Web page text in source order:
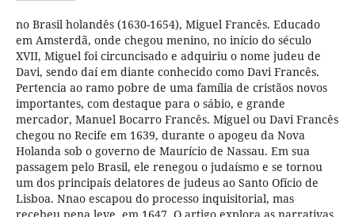
no Brasil holandês (1630-1654), Miguel Francês. Educado
em Amsterdã, onde chegou menino, no início do século
XVII, Miguel foi circuncisado e adquiriu o nome judeu de
Davi, sendo daí em diante conhecido como Davi Francês.
Pertencia ao ramo pobre de uma família de cristãos novos
importantes, com destaque para o sábio, e grande
mercador, Manuel Bocarro Francês. Miguel ou Davi Francês
chegou no Recife em 1639, durante o apogeu da Nova
Holanda sob o governo de Maurício de Nassau. Em sua
passagem pelo Brasil, ele renegou o judaísmo e se tornou
um dos principais delatores de judeus ao Santo Ofício de
Lisboa. Nnao escapou do processo inquisitorial, mas